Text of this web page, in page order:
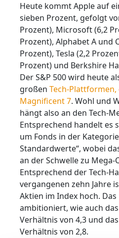
Heute kommt Apple auf
sieben Prozent, gefolgt
Prozent), Microsoft (6,2
Prozent), Alphabet A und
Prozent), Tesla (2,2
Prozent) und Berkshire
Der S&P 500 wird heute
großen Tech-
Magnificent 7. Wohl und
hängt also an den Tech-
Entsprechend handelt es
um Fonds in der Kategorie
Standardwerte“, wobei
an der Schwelle zu Mega-
Entsprechend der Tech-
vergangenen zehn Jahre
Aktien im Index hoch. Das
ambitioniert, wie auch
Verhältnis von 4,3 und
Verhältnis von 2,8.